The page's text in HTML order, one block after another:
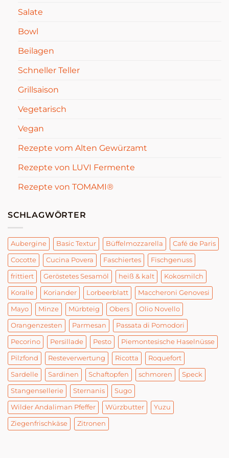
Salate
Bowl
Beilagen
Schneller Teller
Grillsaison
Vegetarisch
Vegan
Rezepte vom Alten Gewürzamt
Rezepte von LUVI Fermente
Rezepte von TOMAMI®
SCHLAGWÖRTER
Aubergine Basic Textur Büffelmozzarella Café de Paris
Cocotte Cucina Povera Faschiertes Fischgenuss
frittiert Geröstetes Sesamöl heiß & kalt Kokosmilch
Koralle Koriander Lorbeerblatt Maccheroni Genovesi
Mayo Minze Mürbteig Obers Olio Novello
Orangenzesten Parmesan Passata di Pomodori
Pecorino Persillade Pesto Piemontesische Haselnüsse
Pilzfond Resteverwertung Ricotta Roquefort
Sardelle Sardinen Schaftopfen schmoren Speck
Stangensellerie Sternanis Sugo
Wilder Andaliman Pfeffer Würzbutter Yuzu
Ziegenfrischkäse Zitronen